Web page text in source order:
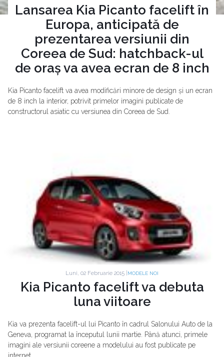
Lansarea Kia Picanto facelift în
Europa, anticipată de
prezentarea versiunii din
Coreea de Sud: hatchback-ul
de oraș va avea ecran de 8 inch
Kia Picanto facelift va avea modificări minore de design și un ecran
de 8 inch la interior, potrivit primelor imagini publicate de
constructorul asiatic cu versiunea din Coreea de Sud.
Luni, 02 Februarie 2015 | MODELE NOI
Kia Picanto facelift va debuta
luna viitoare
Kia va prezenta facelift-ul lui Picanto în cadrul Salonului Auto de la
Geneva, programat la începutul lunii martie. Până atunci, primele
imagini ale versiunii coreene a modelului au fost publicate pe